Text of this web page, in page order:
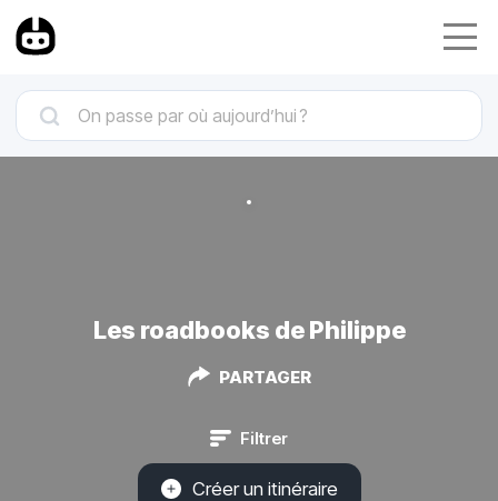
Les roadbooks de Philippe
PARTAGER
Filtrer
Créer un itinéraire